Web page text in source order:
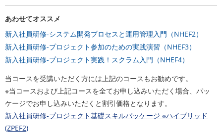
あわせてオススメ
新入社員研修-システム開発プロセスと運用管理入門（NHEF2）
新入社員研修-プロジェクト参加のための実践演習（NHEF3）
新入社員研修-プロジェクト実践！スクラム入門（NHEF4）
当コースを受講いただく方には上記のコースもお勧めです。
※当コースおよび上記コースを全てお申し込みいただく場合、パッ
ケージでお申し込みいただくと割引価格となります。
新入社員研修-プロジェクト基礎スキルパッケージ ※ハイブリッド
(ZPEF2)